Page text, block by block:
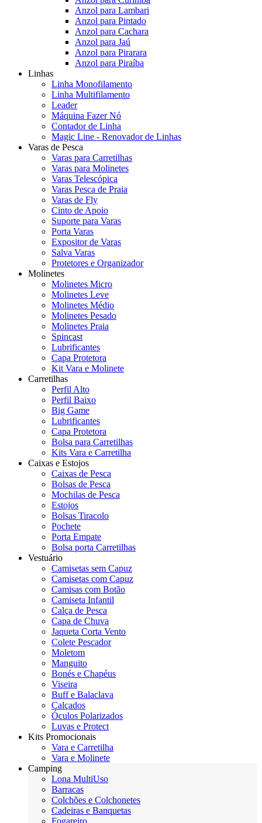
Anzol para Lambari
Anzol para Pintado
Anzol para Cachara
Anzol para Jaú
Anzol para Pirarara
Anzol para Piraíba
Linhas
Linha Monofilamento
Linha Multifilamento
Leader
Máquina Fazer Nó
Contador de Linha
Magic Line - Renovador de Linhas
Varas de Pesca
Varas para Carretilhas
Varas para Molinetes
Varas Telescópica
Varas Pesca de Praia
Varas de Fly
Cinto de Apoio
Suporte para Varas
Porta Varas
Expositor de Varas
Salva Varas
Protetores e Organizador
Molinetes
Molinetes Micro
Molinetes Leve
Molinetes Médio
Molinetes Pesado
Molinetes Praia
Spincast
Lubrificantes
Capa Protetora
Kit Vara e Molinete
Carretilhas
Perfil Alto
Perfil Baixo
Big Game
Lubrificantes
Capa Protetora
Bolsa para Carretilhas
Kits Vara e Carretilha
Caixas e Estojos
Caixas de Pesca
Bolsas de Pesca
Mochilas de Pesca
Estojos
Bolsas Tiracolo
Pochete
Porta Empate
Bolsa porta Carretilhas
Vestuário
Camisetas sem Capuz
Camisetas com Capuz
Camisas com Botão
Camiseta Infantil
Calça de Pesca
Capa de Chuva
Jaqueta Corta Vento
Colete Pescador
Moletom
Manguito
Bonés e Chapéus
Viseira
Buff e Balaclava
Calçados
Óculos Polarizados
Luvas e Protect
Kits Promocionais
Vara e Carretilha
Vara e Molinete
Camping
Lona MultiUso
Barracas
Colchões e Colchonetes
Cadeiras e Banquetas
Fogareiro